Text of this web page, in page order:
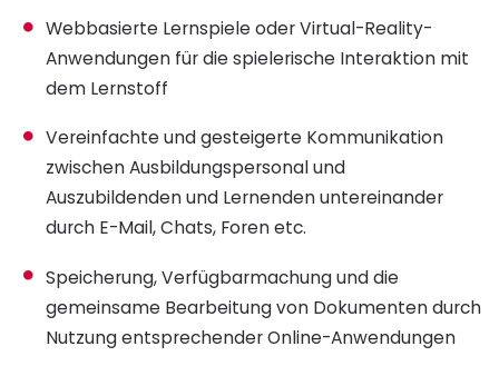
Webbasierte Lernspiele oder Virtual-Reality-
Anwendungen für die spielerische Interaktion mit
dem Lernstoff
Vereinfachte und gesteigerte Kommunikation
zwischen Ausbildungspersonal und
Auszubildenden und Lernenden untereinander
durch E-Mail, Chats, Foren etc.
Speicherung, Verfügbarmachung und die
gemeinsame Bearbeitung von Dokumenten durch
Nutzung entsprechender Online-Anwendungen